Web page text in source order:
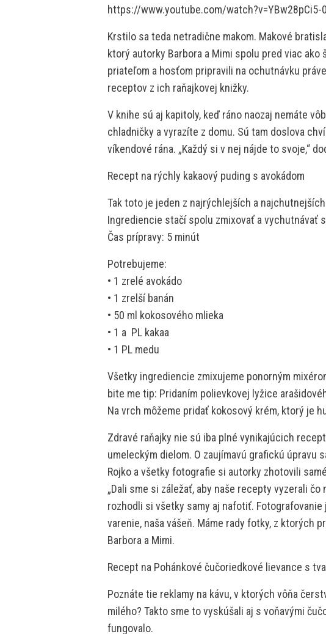
https://www.youtube.com/watch?v=YBw28pCi5-0
Krstilo sa teda netradične makom. Makové
ktorý autorky Barbora a Mimi spolu pred viac ako
priateľom a hosťom pripravili na ochutnávku
receptov z ich raňajkovej knižky.
V knihe sú aj kapitoly, keď ráno naozaj nemáte
chladničky a vyrazíte z domu. Sú tam doslova
víkendové rána. „Každý si v nej nájde to svoje,“
Recept na rýchly kakaový puding s avokádom
Tak toto je jeden z najrýchlejších a
Ingrediencie stačí spolu zmixovať a vychutnávať
Čas prípravy: 5 minút
Potrebujeme:
• 1 zrelé avokádo
• 1 zrelší banán
• 50 ml kokosového mlieka
• 1 a  PL kakaa
• 1 PL medu
Všetky ingrediencie zmixujeme ponorným
bite me tip: Pridaním polievkovej lyžice
Na vrch môžeme pridať kokosový krém, ktorý je
Zdravé raňajky nie sú iba plné vynikajúcich
umeleckým dielom. O zaujímavú grafickú úpravu
Rojko a všetky fotografie si autorky zhotovili
„Dali sme si záležať, aby naše recepty vyzerali
rozhodli si všetky samy aj nafotiť.
varenie, naša vášeň. Máme rady fotky, z ktorých
Barbora a Mimi.
Recept na Pohánkové čučoriedkové lievance s
Poznáte tie reklamy na kávu, v ktorých vôňa
milého? Takto sme to vyskúšali aj s voňavými
fungovalo.